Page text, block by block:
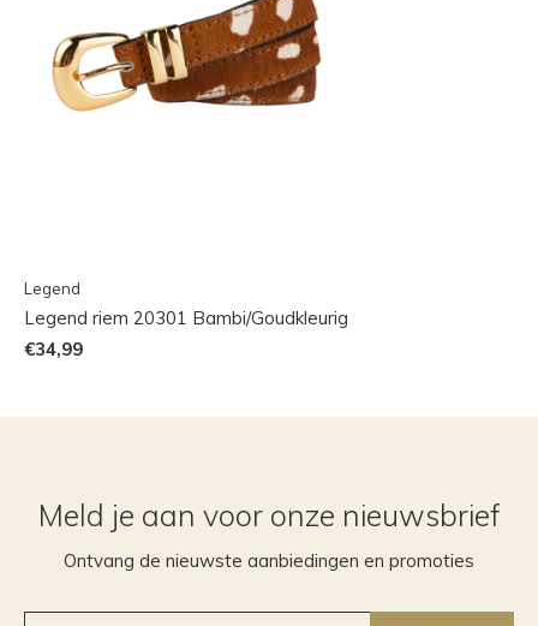
Legend
Legend riem 20301 Bambi/Goudkleurig
€34,99
Meld je aan voor onze nieuwsbrief
Ontvang de nieuwste aanbiedingen en promoties